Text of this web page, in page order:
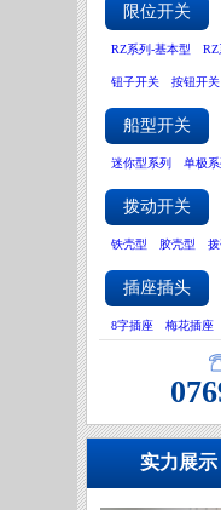
限位开关
RZ系列-基本型 RZ
钮子开关 按钮开关
船型开关
迷你型系列 单极系
拨动开关
铁壳型 胶壳型
插座插头
8字插座 梅花插座
实力展示